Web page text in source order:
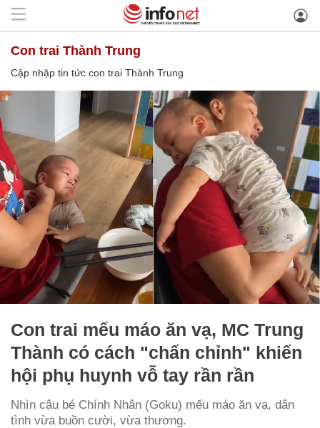
con trai Thành Trung
Cập nhập tin tức con trai Thành Trung
Con trai mếu máo ăn vạ, MC Trung
Thành có cách "chấn chỉnh" khiến
hội phụ huynh vỗ tay rần rần
Nhìn cậu bé Chính Nhân (Goku) mếu máo ăn vạ, dân
tình vừa buồn cười, vừa thương.